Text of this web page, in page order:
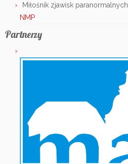
Miłośnik zjawisk paranormalnych
NMP
Partnerzy